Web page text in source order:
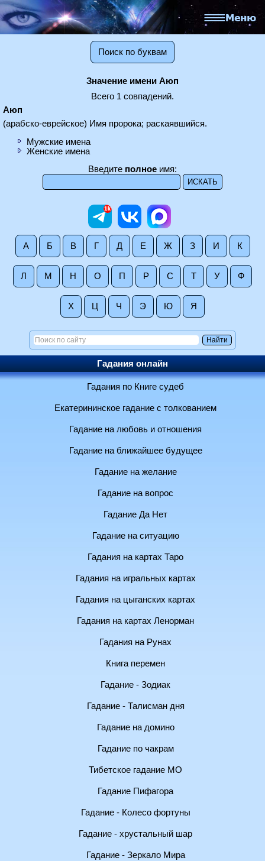
Поиск по буквам
Значение имени Аюп
Всего 1 совпадений.
Аюп
(арабско-еврейское) Имя пророка; раскаявшийся.
Мужские имена
Женские имена
Введите полное имя:
А Б В Г Д Е Ж З И К
Л М Н О П Р С Т У Ф
Х Ц Ч Э Ю Я
Гадания онлайн
Гадания по Книге судеб
Екатерининское гадание с толкованием
Гадание на любовь и отношения
Гадание на ближайшее будущее
Гадание на желание
Гадание на вопрос
Гадание Да Нет
Гадание на ситуацию
Гадания на картах Таро
Гадания на игральных картах
Гадания на цыганских картах
Гадания на картах Ленорман
Гадания на Рунах
Книга перемен
Гадание - Зодиак
Гадание - Талисман дня
Гадание на домино
Гадание по чакрам
Тибетское гадание МО
Гадание Пифагора
Гадание - Колесо фортуны
Гадание - хрустальный шар
Гадание - Зеркало Мира